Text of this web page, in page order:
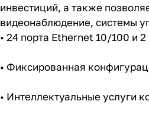
инвестиций, а также
видеонаблюдение, системы
• 24 порта Ethernet 10/100 и
• Фиксированная
• Интеллектуальные услуги